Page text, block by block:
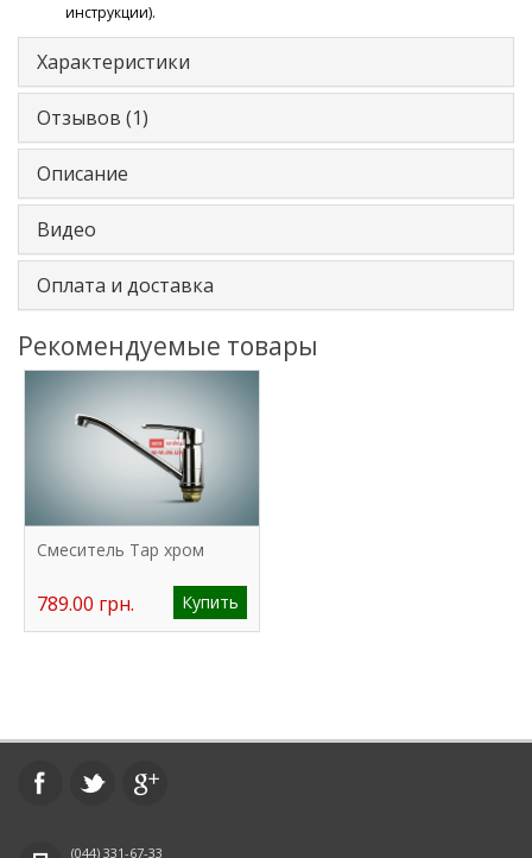
инструкции).
Характеристики
Отзывов (1)
Описание
Видео
Оплата и доставка
Рекомендуемые товары
Смеситель Tap хром
789.00 грн. Купить
(044) 331-67-33